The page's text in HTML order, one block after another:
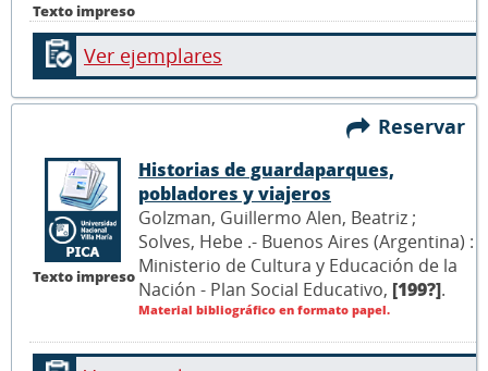
Texto impreso
Ver ejemplares
Reservar
Texto impreso
Historias de guardaparques,
pobladores y viajeros
Golzman, Guillermo Alen, Beatriz ;
Solves, Hebe .- Buenos Aires (Argentina) :
Ministerio de Cultura y Educación de la
Nación - Plan Social Educativo, [199?].
Material bibliográfico en formato papel.